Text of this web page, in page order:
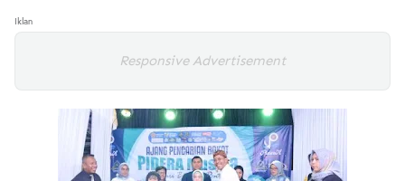
Iklan
Responsive Advertisement